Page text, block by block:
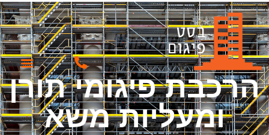
הרכבת פיגומי תורן
ומעליות משא